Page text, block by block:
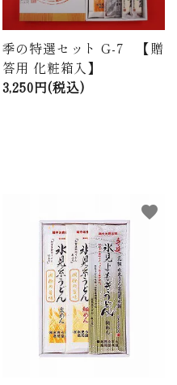
季の特選セット G-7 【贈
答用 化粧箱入】
3,250円(税込)
favorite